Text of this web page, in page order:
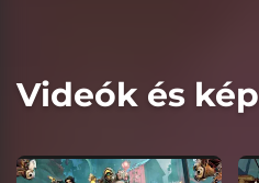
Videók és